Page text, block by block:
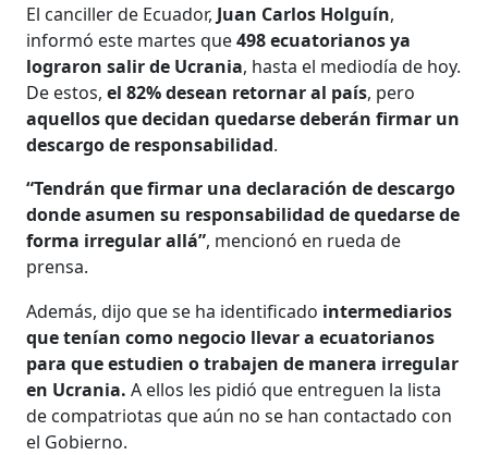
El canciller de Ecuador, Juan Carlos Holguín,
informó este martes que498 ecuatorianos ya
lograron salir de Ucrania, hasta el mediodía de hoy.
De estos,el 82% desean retornar al país, pero
aquellos que decidan quedarse deberán firmar un
descargo de responsabilidad.
“Tendrán que firmar una declaración de descargo
donde asumen su responsabilidad de quedarse de
forma irregular allá”, mencionó en rueda de
prensa.
Además, dijo que se ha identificado intermediarios
que tenían como negocio llevar a ecuatorianos
para que estudien o trabajen de manera irregular
en Ucrania. A ellos les pidió que entreguen la lista
de compatriotas que aún no se han contactado con
el Gobierno.